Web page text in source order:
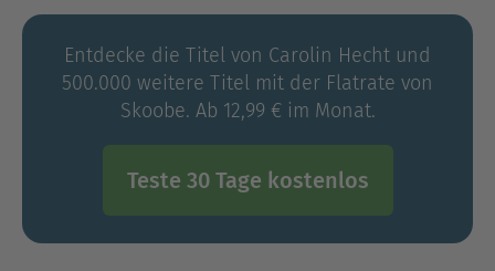
Entdecke die Titel von Carolin Hecht und
500.000 weitere Titel mit der Flatrate von
Skoobe. Ab 12,99 € im Monat.
Teste 30 Tage kostenlos